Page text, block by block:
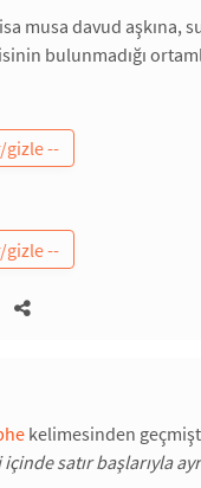
musa davud aşkına,
bulunmadığı
kelimesinden
satır başlarıyla